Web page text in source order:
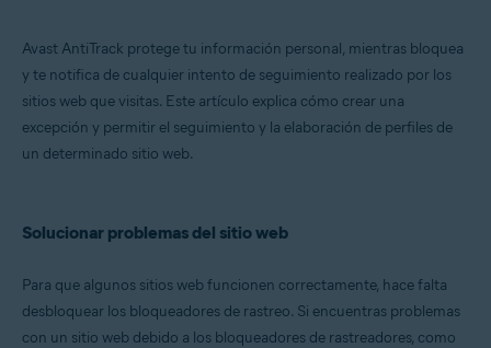
Productos:
Avast AntiTrack
Windows
Avast AntiTrack protege tu información personal, mientras bloquea
y te notifica de cualquier intento de seguimiento realizado por los
sitios web que visitas. Este artículo explica cómo crear una
excepción y permitir el seguimiento y la elaboración de perfiles de
un determinado sitio web.
Solucionar problemas del sitio web
Para que algunos sitios web funcionen correctamente, hace falta
desbloquear los bloqueadores de rastreo. Si encuentras problemas
con un sitio web debido a los bloqueadores de rastreadores, como